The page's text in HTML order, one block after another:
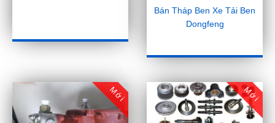
Bán Tháp Ben Xe Tải Ben
Dongfeng
Mới Mới